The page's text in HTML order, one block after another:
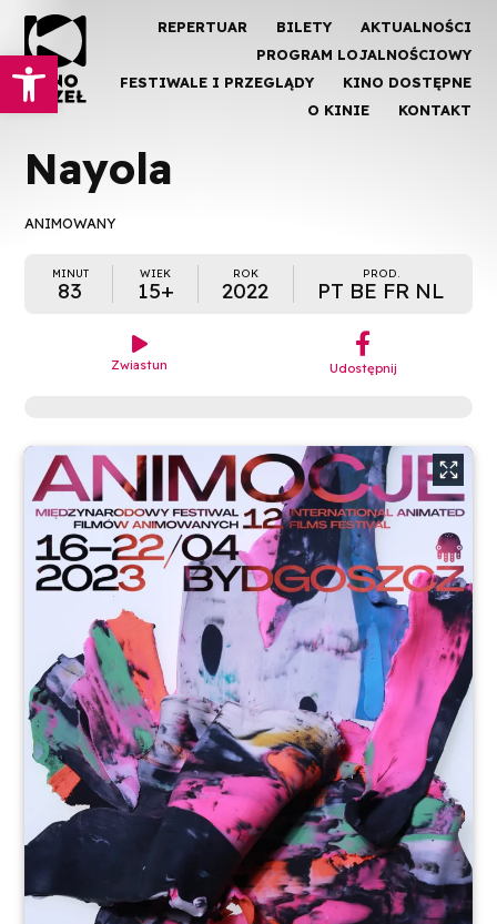
Otwórz pasek narzędzi
REPERTUAR BILETY
AKTUALNOŚCI
PROGRAM LOJALNOŚCIOWY
FESTIWALE I PRZEGLĄDY
KINO DOSTĘPNE
O KINIE
KONTAKT
Nayola
ANIMOWANY
MINUT
83
WIEK
15+
ROK
2022
PROD.
PT BE FR NL

Zwiastun
︁
Udostępnij